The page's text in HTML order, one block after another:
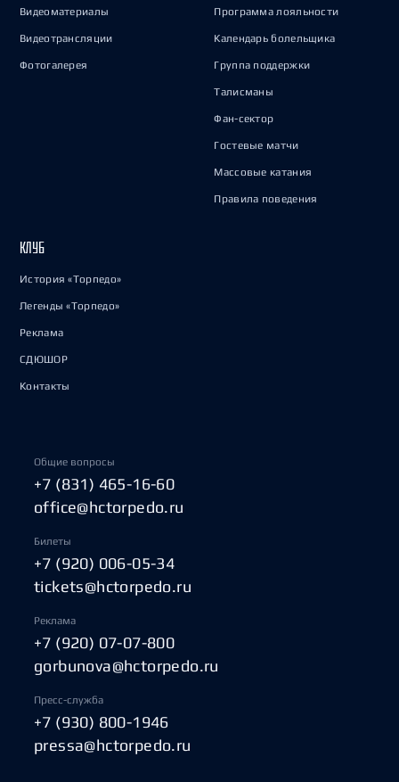
Видеоматериалы
Видеотрансляции
Фотогалерея
Программа лояльности
Календарь болельщика
Группа поддержки
Талисманы
Фан-сектор
Гостевые матчи
Массовые катания
Правила поведения
КЛУБ
История «Торпедо»
Легенды «Торпедо»
Реклама
СДЮШОР
Контакты
Общие вопросы
+7 (831) 465-16-60
office@hctorpedo.ru
Билеты
+7 (920) 006-05-34
tickets@hctorpedo.ru
Реклама
+7 (920) 07-07-800
gorbunova@hctorpedo.ru
Пресс-служба
+7 (930) 800-1946
pressa@hctorpedo.ru